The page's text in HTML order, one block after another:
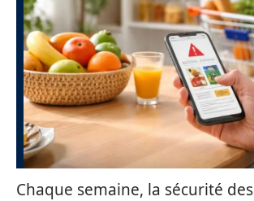
Chaque semaine, la sécurité des